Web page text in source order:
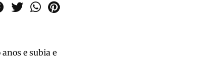
e subia e